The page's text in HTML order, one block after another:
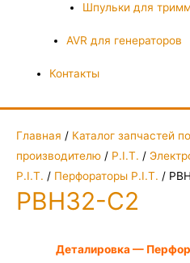
Шпульки для
AVR для генераторов
Контакты
Главная / Каталог запчастей по
производителю / P.I.T. /
P.I.T. / Перфораторы P.I.T. /
PBH32-C2
Деталировка —